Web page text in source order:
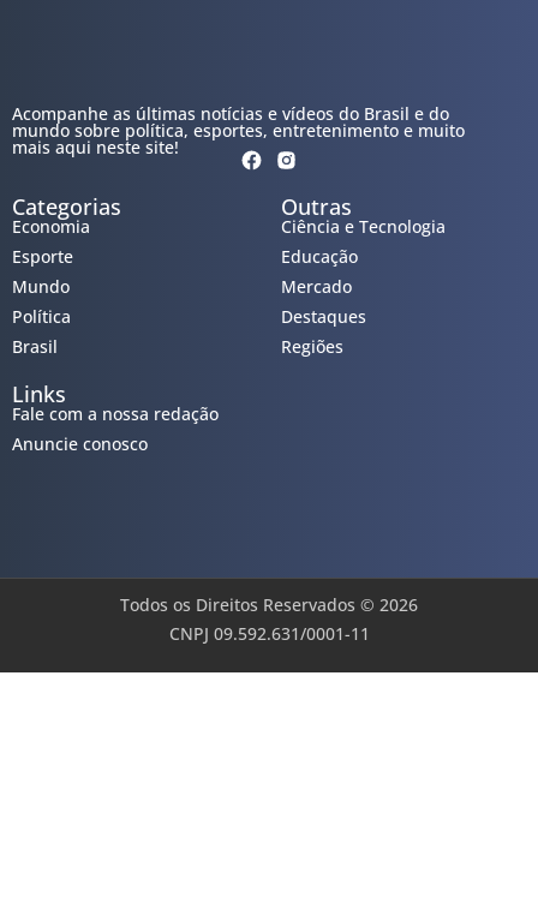
Acompanhe as últimas notícias e vídeos do Brasil e do
mundo sobre política, esportes, entretenimento e muito
mais aqui neste site!
Categorias
Economia
Esporte
Mundo
Política
Brasil
Outras
Ciência e Tecnologia
Educação
Mercado
Destaques
Regiões
Links
Fale com a nossa redação
Anuncie conosco
Todos os Direitos Reservados © 2026
CNPJ 09.592.631/0001-11